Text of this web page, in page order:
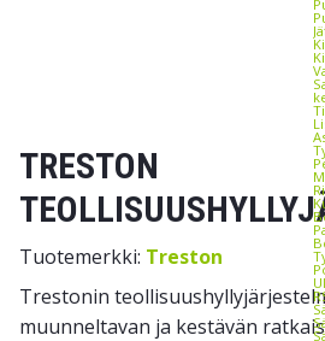
TRESTON
Tuotemerkki: Treston
Trestonin
muunneltavan ja kestävän